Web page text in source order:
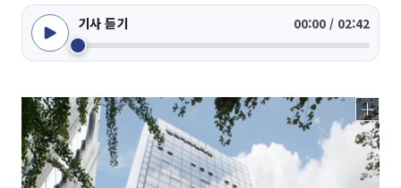
기사 듣기 00:00 / 02:42